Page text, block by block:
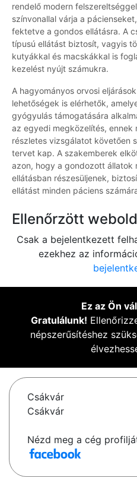
rendelő modern
színvonallal várja a
fektetve a gondos ellátásra. A
típusú ellátást biztosít, vagyis
kutyákkal és macskákkal is
kezelést nyújt számukra.
A hagyományos orvosi
lehetőségek is elérhetők,
gyógyulás támogatására
az egyedi megközelítés, ennek
részletes vizsgálatot követően
tervet kap. A szakemberek
azon, hogy a gondozott állatok
ellátásban részesüljenek,
ellátást minden páciens
Ellenőrzött
Csak a bejelentkezett
ezekhez az
Ez az Ön
Gratulálunk!
népszerűsítéshez
Csákvár
Csákvár
Nézd meg a cég